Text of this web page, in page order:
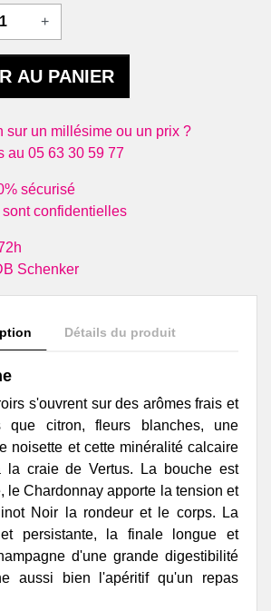
+
AU PANIER
sur un millésime ou un prix ?
au 05 63 30 59 77
sécurisé
confidentielles
Schenker
Détails du produit
s'ouvrent sur des arômes frais et
que citron, fleurs blanches, une
noisette et cette minéralité calcaire
la craie de Vertus. La bouche est
le Chardonnay apporte la tension et
Noir la rondeur et le corps. La
persistante, la finale longue et
d'une grande digestibilité
aussi bien l'apéritif qu'un repas